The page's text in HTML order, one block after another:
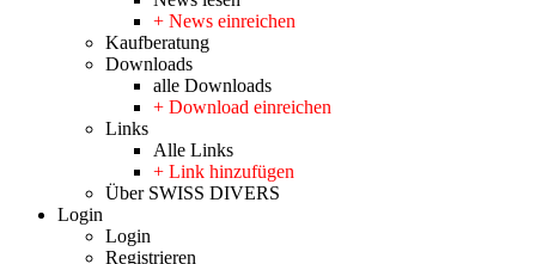
+ News einreichen
Kaufberatung
Downloads
alle Downloads
+ Download einreichen
Links
Alle Links
+ Link hinzufügen
Über SWISS DIVERS
Login
Login
Registrieren